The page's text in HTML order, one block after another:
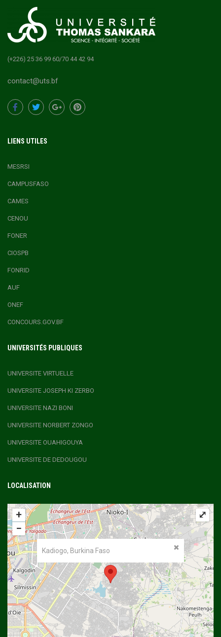
(+226) 25 36 99 60/70 44 42 94
contact@uts.bf
LIENS UTILES
MESRSI
CAMPUSFASO
CAMES
CENOU
FONER
CIOSPB
FONRID
AUF
ONEF
CONCOURS.GOV.BF
UNIVERSITÉS PUBLIQUES
UNIVERSITE VIRTUELLE
UNIVERSITE JOSEPH KI ZERBO
UNIVERSITE NAZI BONI
UNIVERSITE NORBERT ZONGO
UNIVERSITE OUAHIGOUYA
UNIVERSITE DE DEDOUGOU
LOCALISATION
Kadiogo, Burkina Faso
+
−
⤢